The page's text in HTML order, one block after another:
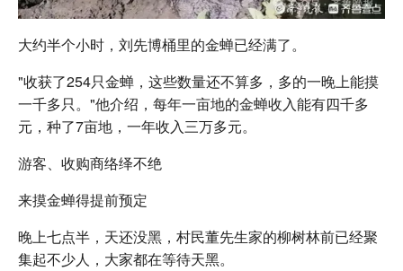
大约半个小时，刘先博桶里的金蝉已经满了。
"收获了254只金蝉，这些数量还不算多，多的一晚上能摸
一千多只。"他介绍，每年一亩地的金蝉收入能有四千多
元，种了7亩地，一年收入三万多元。
游客、收购商络绎不绝
来摸金蝉得提前预定
晚上七点半，天还没黑，村民董先生家的柳树林前已经聚
集起不少人，大家都在等待天黑。